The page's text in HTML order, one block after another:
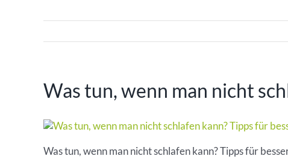
Was tun, wenn man nicht
Was tun, wenn man nicht schlafen kann? Tipps für